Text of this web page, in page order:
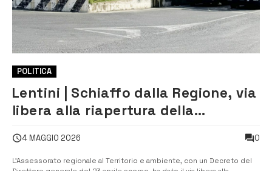
POLITICA
Lentini | Schiaffo dalla Regione, via
libera alla riapertura della
reazioni dalla politica: “Battaglia di
dignità”
4 MAGGIO 2026 0
L’Assessorato regionale al Territorio e ambiente, con un Decreto del